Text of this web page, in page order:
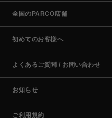
全国のPARCO店舗
初めてのお客様へ
よくあるご質問 / お問い合わせ
お知らせ
ご利用規約